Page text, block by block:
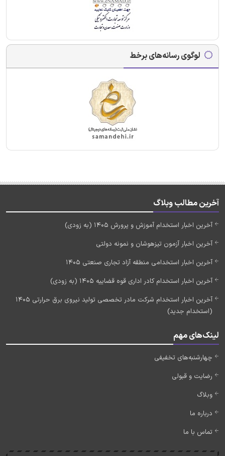
لوگوی رسانه‌های برخط
آخرین مطالب وبلاگ
آخرین اخبار استخدام آموزش و پرورش 1405 (به زودی)
آخرین اخبار آزمون تیزهوشان و نمونه دولتی
آخرین اخبار استخدامی منطقه آزاد تجاری صنعتی 1405
آخرین اخبار استخدام کادر اداری قوه قضاییه 1405 (به زودی)
آخرین اخبار استخدام شرکت مادر تخصصی تولید نیروی برق حرارتی 1405
(استخدام جدید)
لینک‌های مهم
چهارشنبه‌های تخفیفی
رضایت و قبولی
وبلاگ
درباره ما
تماس با ما